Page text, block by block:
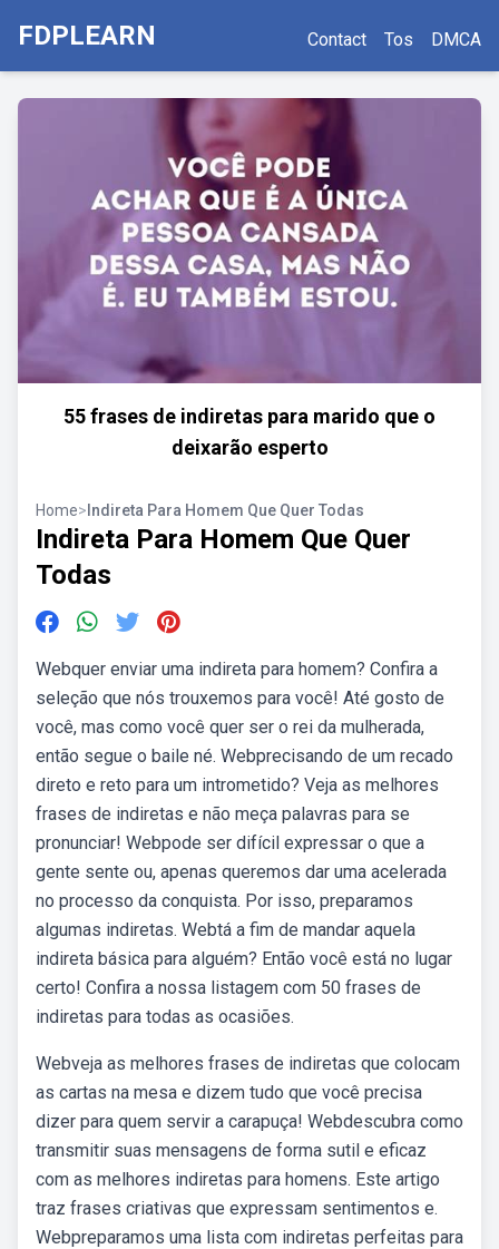
FDPLEARN Contact Tos DMCA
55 frases de indiretas para marido que o
deixarão esperto
Home> Indireta Para Homem Que Quer Todas
Indireta Para Homem Que Quer
Todas
Webquer enviar uma indireta para homem? Confira a
seleção que nós trouxemos para você! Até gosto de
você, mas como você quer ser o rei da mulherada,
então segue o baile né. Webprecisando de um recado
direto e reto para um intrometido? Veja as melhores
frases de indiretas e não meça palavras para se
pronunciar! Webpode ser difícil expressar o que a
gente sente ou, apenas queremos dar uma acelerada
no processo da conquista. Por isso, preparamos
algumas indiretas. Webtá a fim de mandar aquela
indireta básica para alguém? Então você está no lugar
certo! Confira a nossa listagem com 50 frases de
indiretas para todas as ocasiões.
Webveja as melhores frases de indiretas que colocam
as cartas na mesa e dizem tudo que você precisa
dizer para quem servir a carapuça! Webdescubra como
transmitir suas mensagens de forma sutil e eficaz
com as melhores indiretas para homens. Este artigo
traz frases criativas que expressam sentimentos e.
Webpreparamos uma lista com indiretas perfeitas para